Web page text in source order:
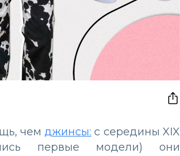
чемджинсы: с середины XIX
первые модели) они